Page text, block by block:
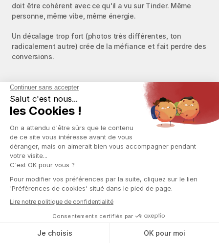
doit être cohérent avec ce qu'il a vu sur Tinder. Même
personne, même vibe, même énergie.
Un décalage trop fort (photos très différentes, ton
radicalement autre) crée de la méfiance et fait perdre des
conversions.
Un profil "normal" mais attractif
L'Instagram ne doit pas ressembler à une landing page de
vente. Il doit ressembler au compte d'une vraie personne
qui a aussi un contenu privé.
Du contenu lifestyle, des stories régulières, de
l'authenticité. Et le lien vers la plateforme en bio, discret
Le handle doit être lisible et humain. Évitez les noms trop
marketing ou bizarres qui cassent la crédibilité.
La conversion se fait sur